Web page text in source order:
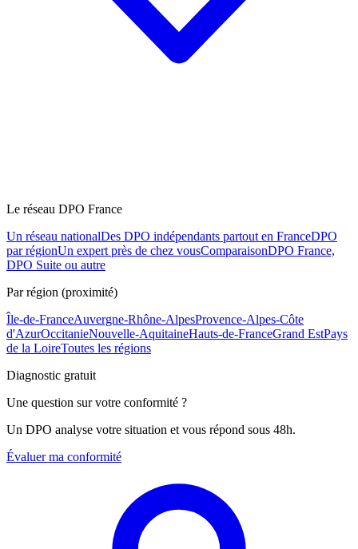
Le réseau DPO France
Un réseau nationalDes DPO indépendants partout en FranceDPO
par régionUn expert près de chez vousComparaisonDPO France,
DPO Suite ou autre
Par région (proximité)
Île-de-FranceAuvergne-Rhône-AlpesProvence-Alpes-Côte
d'AzurOccitanieNouvelle-AquitaineHauts-de-FranceGrand EstPays
de la LoireToutes les régions
Diagnostic gratuit
Une question sur votre conformité ?
Un DPO analyse votre situation et vous répond sous 48h.
Évaluer ma conformité